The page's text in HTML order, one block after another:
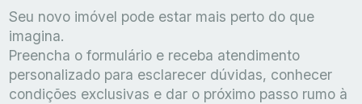
Seu novo imóvel pode estar mais perto do que
imagina.
Preencha o formulário e receba atendimento
personalizado para esclarecer dúvidas, conhecer
condições exclusivas e dar o próximo passo rumo à